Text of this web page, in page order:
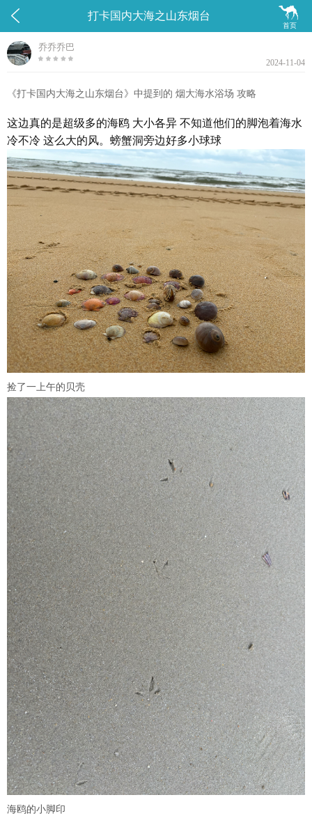
 
首页
打卡国内大海之山东烟台
乔乔乔巴
2024-11-04
《打卡国内大海之山东烟台》中提到的 烟大海水浴场 攻略
这边真的是超级多的海鸥 大小各异 不知道他们的脚泡着海水
冷不冷 这么大的风。螃蟹洞旁边好多小球球
捡了一上午的贝壳
海鸥的小脚印